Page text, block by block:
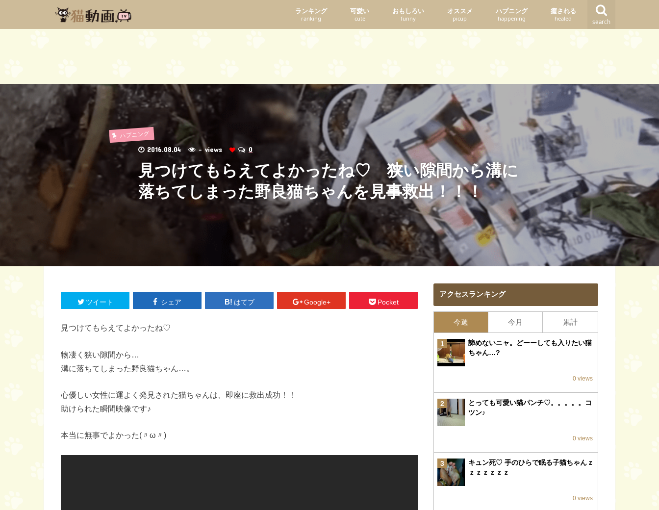
search
ランキング
ranking
可愛い
cute
おもしろい
funny
オススメ
picup
ハプニング
happening
癒される
healed
ハプニング
2016.08.04 - views 0
見つけてもらえてよかったね♡ 狭い隙間から溝に
落ちてしまった野良猫ちゃんを見事救出！！！
ツイート シェア はてブ Google+ Pocket
見つけてもらえてよかったね♡
物凄く狭い隙間から…
溝に落ちてしまった野良猫ちゃん…。
心優しい女性に運よく発見された猫ちゃんは、即座に救出成功！！
助けられた瞬間映像です♪
本当に無事でよかった(〃ω〃)
アクセスランキング
今週 今月 累計
1
諦めないニャ。どーーしても入りたい猫
ちゃん…?
0 views
2
とっても可愛い猫パンチ♡。。。。。コ
ツン♪
0 views
3
キュン死♡ 手のひらで眠る子猫ちゃんｚ
ｚｚｚｚｚｚ
0 views